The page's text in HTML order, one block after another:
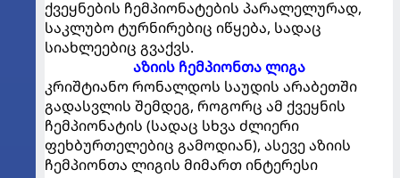
ქვეყნების ჩემპიონატების პარალელურად,
საკლუბო ტურნირებიც იწყება, სადაც
სიახლეებიც გვაქვს.
აზიის ჩემპიონთა ლიგა
კრიშტიანო რონალდოს საუდის არაბეთში
გადასვლის შემდეგ, როგორც ამ ქვეყნის
ჩემპიონატის (სადაც სხვა ძლიერი
ფეხბურთელებიც გამოდიან), ასევე აზიის
ჩემპიონთა ლიგის მიმართ ინტერესი